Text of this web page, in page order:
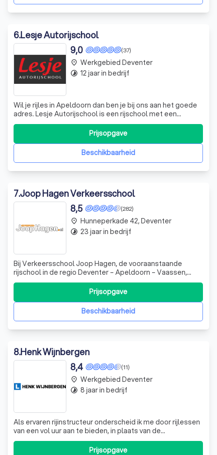
6.Lesje Autorijschool
(37)
9,0
Wil je rijles in Apeldoorn dan ben je bij ons aan het goede
adres. Lesje Autorijschool is een rijschool met een
persoonlijke benadering, de rijlessen worden verzorgd in
Apeldoorn, maar eventueel ook buiten de regio. Wij zijn
een gedreven rijschool die kwaliteit en een betaalbare
lesprijs hoog in he
Beschikbaarheid
Prijsopgave
place Werkgebied Deventer
timelapse 12 jaar in bedrijf
7.Joop Hagen Verkeersschool
(282)
8,5
Bij Verkeersschool Joop Hagen, de vooraanstaande
rijschool in de regio Deventer – Apeldoorn – Vaassen,
onderscheiden we ons door onze toekomstbestendige
aanpak. We zijn trots op onze methodische lesplannen en
intercollegiale toetsing, waardoor we een rijopleiding
kunnen bieden die perfect aansluit o
Beschikbaarheid
Prijsopgave
place Hunneperkade 42, Deventer
timelapse 23 jaar in bedrijf
8.Henk Wijnbergen
(11)
8,4
Als ervaren rijinstructeur onderscheid ik me door rijlessen
van een vol uur aan te bieden, in plaats van de
gebruikelijke 50 minuten. Deze extra tijd is cruciaal om
nieuwe vaardigheden te herhalen en te verfijnen. Met 17
Prijsopgave
place Werkgebied Deventer
timelapse 8 jaar in bedrijf